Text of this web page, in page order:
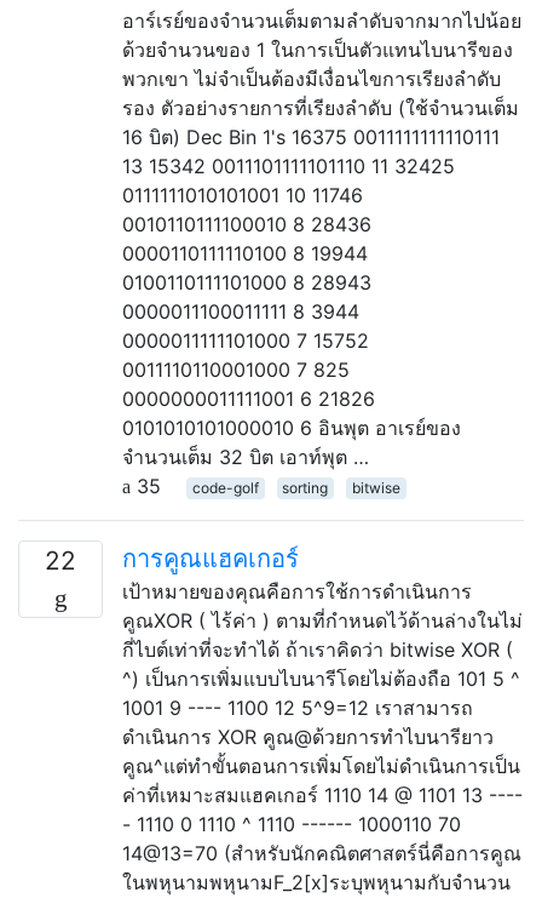
อาร์เรย์ของจำนวนเต็มตามลำดับจากมากไปน้อย
ด้วยจำนวนของ 1 ในการเป็นตัวแทนไบนารีของ
พวกเขา ไม่จำเป็นต้องมีเงื่อนไขการเรียงลำดับ
รอง ตัวอย่างรายการที่เรียงลำดับ (ใช้จำนวนเต็ม
16 บิต) Dec Bin 1's 16375 0011111111110111
13 15342 0011101111101110 11 32425
0111111010101001 10 11746
0010110111100010 8 28436
0000110111110100 8 19944
0100110111101000 8 28943
0000011100011111 8 3944
0000011111101000 7 15752
0011110110001000 7 825
0000000011111001 6 21826
0101010101000010 6 อินพุต อาเรย์ของ
จำนวนเต็ม 32 บิต เอาท์พุต …
35
code-golf sorting bitwise
22 การคูณแฮคเกอร์
เป้าหมายของคุณคือการใช้การดำเนินการ
คูณXOR ( ไร้ค่า ) ตามที่กำหนดไว้ด้านล่างในไม่
กี่ไบต์เท่าที่จะทำได้ ถ้าเราคิดว่า bitwise XOR (
^) เป็นการเพิ่มแบบไบนารีโดยไม่ต้องถือ 101 5 ^
1001 9 ---- 1100 12 5^9=12 เราสามารถ
ดำเนินการ XOR คูณ@ด้วยการทำไบนารียาว
คูณ^แต่ทำขั้นตอนการเพิ่มโดยไม่ดำเนินการเป็น
ค่าที่เหมาะสมแฮคเกอร์ 1110 14 @ 1101 13 ----
- 1110 0 1110 ^ 1110 ------ 1000110 70
14@13=70 (สำหรับนักคณิตศาสตร์นี่คือการคูณ
ในพหุนามพหุนามF_2[x]ระบุพหุนามกับจำนวน